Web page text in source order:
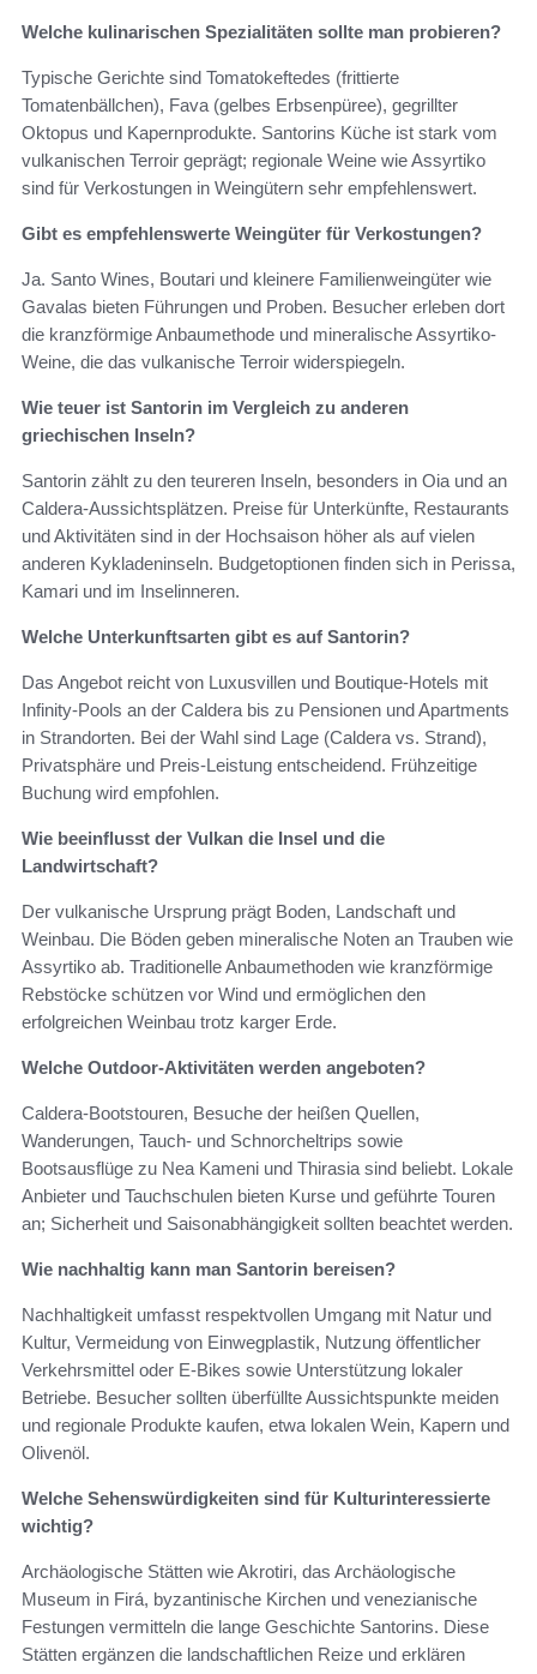
Welche kulinarischen Spezialitäten sollte man probieren?
Typische Gerichte sind Tomatokeftedes (frittierte
Tomatenbällchen), Fava (gelbes Erbsenpüree), gegrillter
Oktopus und Kapernprodukte. Santorins Küche ist stark vom
vulkanischen Terroir geprägt; regionale Weine wie Assyrtiko
sind für Verkostungen in Weingütern sehr empfehlenswert.
Gibt es empfehlenswerte Weingüter für Verkostungen?
Ja. Santo Wines, Boutari und kleinere Familienweingüter wie
Gavalas bieten Führungen und Proben. Besucher erleben dort
die kranzförmige Anbaumethode und mineralische Assyrtiko-
Weine, die das vulkanische Terroir widerspiegeln.
Wie teuer ist Santorin im Vergleich zu anderen
griechischen Inseln?
Santorin zählt zu den teureren Inseln, besonders in Oia und an
Caldera-Aussichtsplätzen. Preise für Unterkünfte, Restaurants
und Aktivitäten sind in der Hochsaison höher als auf vielen
anderen Kykladeninseln. Budgetoptionen finden sich in Perissa,
Kamari und im Inselinneren.
Welche Unterkunftsarten gibt es auf Santorin?
Das Angebot reicht von Luxusvillen und Boutique-Hotels mit
Infinity-Pools an der Caldera bis zu Pensionen und Apartments
in Strandorten. Bei der Wahl sind Lage (Caldera vs. Strand),
Privatsphäre und Preis-Leistung entscheidend. Frühzeitige
Buchung wird empfohlen.
Wie beeinflusst der Vulkan die Insel und die
Landwirtschaft?
Der vulkanische Ursprung prägt Boden, Landschaft und
Weinbau. Die Böden geben mineralische Noten an Trauben wie
Assyrtiko ab. Traditionelle Anbaumethoden wie kranzförmige
Rebstöcke schützen vor Wind und ermöglichen den
erfolgreichen Weinbau trotz karger Erde.
Welche Outdoor-Aktivitäten werden angeboten?
Caldera-Bootstouren, Besuche der heißen Quellen,
Wanderungen, Tauch- und Schnorcheltrips sowie
Bootsausflüge zu Nea Kameni und Thirasia sind beliebt. Lokale
Anbieter und Tauchschulen bieten Kurse und geführte Touren
an; Sicherheit und Saisonabhängigkeit sollten beachtet werden.
Wie nachhaltig kann man Santorin bereisen?
Nachhaltigkeit umfasst respektvollen Umgang mit Natur und
Kultur, Vermeidung von Einwegplastik, Nutzung öffentlicher
Verkehrsmittel oder E-Bikes sowie Unterstützung lokaler
Betriebe. Besucher sollten überfüllte Aussichtspunkte meiden
und regionale Produkte kaufen, etwa lokalen Wein, Kapern und
Olivenöl.
Welche Sehenswürdigkeiten sind für Kulturinteressierte
wichtig?
Archäologische Stätten wie Akrotiri, das Archäologische
Museum in Firá, byzantinische Kirchen und venezianische
Festungen vermitteln die lange Geschichte Santorins. Diese
Stätten ergänzen die landschaftlichen Reize und erklären